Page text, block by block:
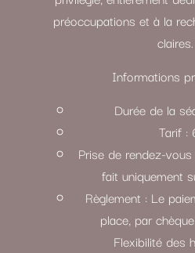
préoccupations et à la
claires.
Informations
Durée de la
Tarif
Prise de rendez-
fait uniquement
Règlement : Le
place, par
Flexibilité des